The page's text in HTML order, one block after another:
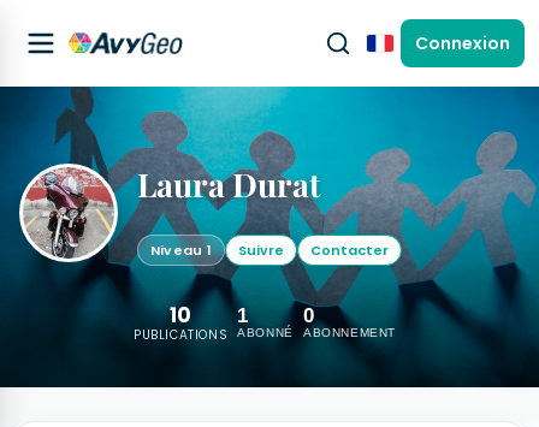
FrançaisConnexion
Laura Durat
Niveau 1 Suivre Contacter
10
PUBLICATIONS
1
ABONNÉ
0
ABONNEMENT